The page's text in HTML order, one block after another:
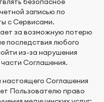
записью по
с Сервисами.
за возможную потерю
последствия любого
из-за нарушения
Соглашения.
настоящего Соглашения
Пользователю право